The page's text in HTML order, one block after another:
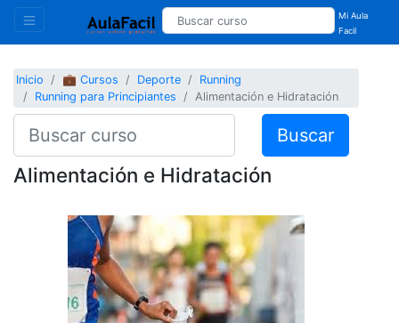
Mi Aula
Facil
Inicio 💼 Cursos Deporte
Running
Running para Principiantes
Alimentación e Hidratación
Buscar
Alimentación e Hidratación